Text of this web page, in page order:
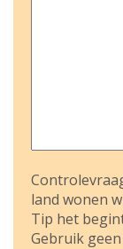
land wonen
Tip het
Gebruik